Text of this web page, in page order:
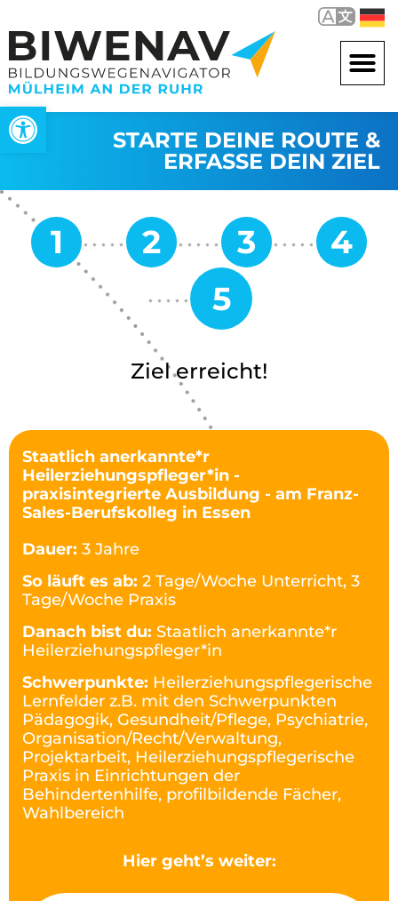
Open toolbar
STARTE DEINE ROUTE &
ERFASSE DEIN ZIEL
Ziel erreicht!
Staatlich anerkannte*r
Heilerziehungspfleger*in -
praxisintegrierte Ausbildung - am Franz-
Sales-Berufskolleg in Essen
Dauer: 3 Jahre
So läuft es ab: 2 Tage/Woche Unterricht, 3
Tage/Woche Praxis
Danach bist du: Staatlich anerkannte*r
Heilerziehungspfleger*in
Schwerpunkte: Heilerziehungspflegerische
Lernfelder z.B. mit den Schwerpunkten
Pädagogik, Gesundheit/Pflege, Psychiatrie,
Organisation/Recht/Verwaltung,
Projektarbeit, Heilerziehungspflegerische
Praxis in Einrichtungen der
Behindertenhilfe, profilbildende Fächer,
Wahlbereich
Hier geht’s weiter: